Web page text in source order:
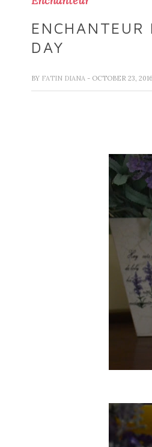
ENCHANTEUR
DAY
BY FATIN DIANA - OCTOBER 23, 2016